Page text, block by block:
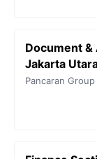
Document &
Jakarta
Pancaran Group